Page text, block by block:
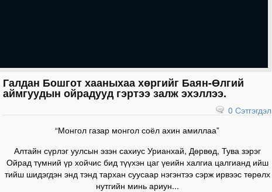
Галдан Бошгот хааныхаа хөргийг Баян-Өлгий
аймгуудын ойрадууд гэртээ залж эхэллээ.
0 Сэтгэгдэл
“Монгол газар монгол соёл ахин амиллаа”
Алтайн сүрлэг уулсын эзэн сахиус Урианхай, Дөрвөд, Тува зэрэг
Ойрад түмний үр хойчис бид түүхэн цаг үеийн халгиа цалгианд ийш
тийш шидэгдэн энд тэнд тархан суусаар нэгэнтээ сэрж ирвээс төрөлх
нутгийн минь ариун...